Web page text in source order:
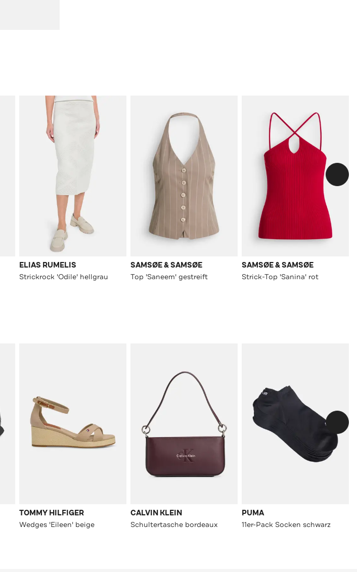
ELIAS RUMELIS
Strickrock 'Odile' hellgrau
SAMSØE & SAMSØE
Top 'Saneem' gestreift
SAMSØE & SAMSØE
Strick-Top 'Sanina' rot
TOMMY HILFIGER
Wedges 'Eileen' beige
CALVIN KLEIN
Schultertasche bordeaux
PUMA
11er-Pack Socken schwarz